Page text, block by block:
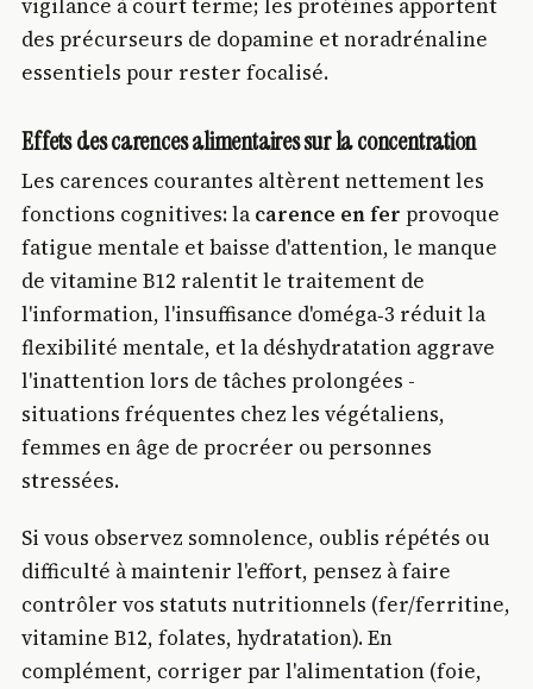
vigilance à court terme; les protéines apportent
des précurseurs de dopamine et noradrénaline
essentiels pour rester focalisé.
Effets des carences alimentaires sur la concentration
Les carences courantes altèrent nettement les
fonctions cognitives: la carence en fer provoque
fatigue mentale et baisse d'attention, le manque
de vitamine B12 ralentit le traitement de
l'information, l'insuffisance d'oméga‑3 réduit la
flexibilité mentale, et la déshydratation aggrave
l'inattention lors de tâches prolongées -
situations fréquentes chez les végétaliens,
femmes en âge de procréer ou personnes
stressées.
Si vous observez somnolence, oublis répétés ou
difficulté à maintenir l'effort, pensez à faire
contrôler vos statuts nutritionnels (fer/ferritine,
vitamine B12, folates, hydratation). En
complément, corriger par l'alimentation (foie,